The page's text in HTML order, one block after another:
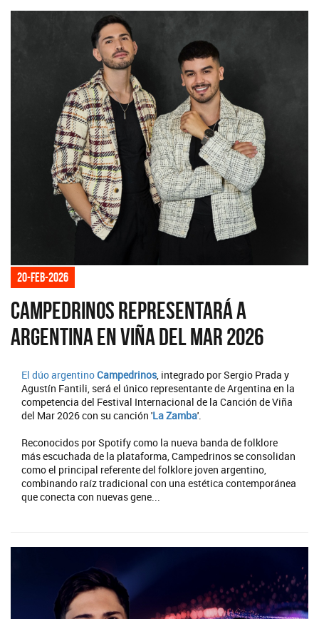
20-feb-2026
Campedrinos representará a
Argentina en Viña del Mar 2026
El dúo argentinoCampedrinos, integrado por Sergio Prada y
Agustín Fantili, será el único representante de Argentina en la
competencia del Festival Internacional de la Canción de Viña
del Mar 2026 con su canción 'La Zamba'.
Reconocidos por Spotify como la nueva banda de folklore
más escuchada de la plataforma, Campedrinos se consolidan
como el principal referente del folklore joven argentino,
combinando raíz tradicional con una estética contemporánea
que conecta con nuevas gene...